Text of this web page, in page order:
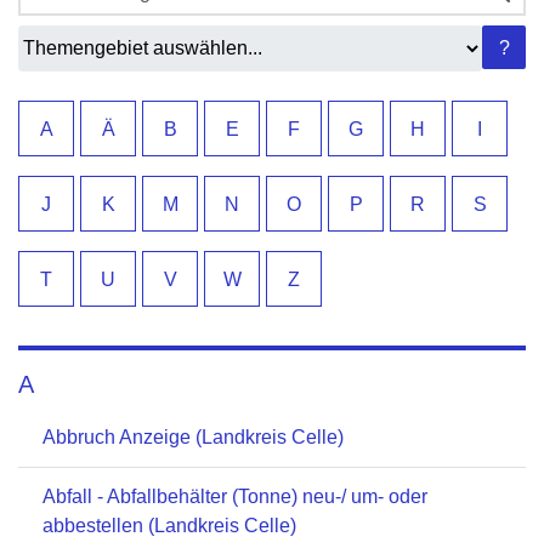
Sie können hier das Themengebiet wechseln oder alle ?
A Ä B E F G H
J K M N O P R S
T U V W Z
A
Abbruch Anzeige (Landkreis Celle)
Abfall - Abfallbehälter (Tonne) neu-/ um- oder
abbestellen (Landkreis Celle)